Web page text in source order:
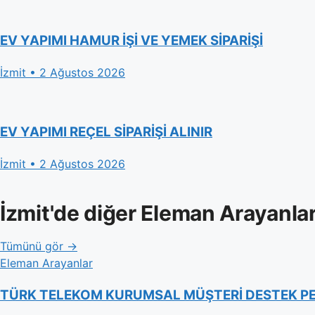
EV YAPIMI HAMUR İŞİ VE YEMEK SİPARİŞİ
İzmit • 2 Ağustos 2026
EV YAPIMI REÇEL SİPARİŞİ ALINIR
İzmit • 2 Ağustos 2026
İzmit'de diğer Eleman
Tümünü gör →
Eleman Arayanlar
TÜRK TELEKOM KURUMSAL MÜŞTERİ DESTEK